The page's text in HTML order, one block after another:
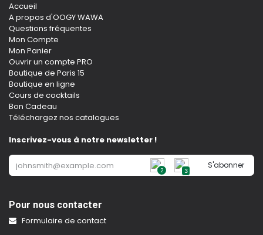
Accueil
A propos d'OOGY WAWA
Questions fréquentes
Mon Compte
Mon Panier
Ouvrir un compte PRO
Boutique de Paris 15
Boutique en ligne
Cours de cocktails
Bon Cadeau
Téléchargez nos catalogues
Inscrivez-vous à notre newsletter !
2 3
S'abonner
Pour nous contacter
Formulaire de contact